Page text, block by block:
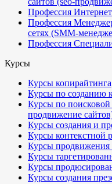
Профессия
Профессия
сетях (SMM-
Профессия
Курсы
Курсы копирайтинга
Курсы по созданию
Курсы по поисковой
продвижение
Курсы создания и
Курсы контекстной
Курсы продвижения
Курсы
Курсы
Курсы создания